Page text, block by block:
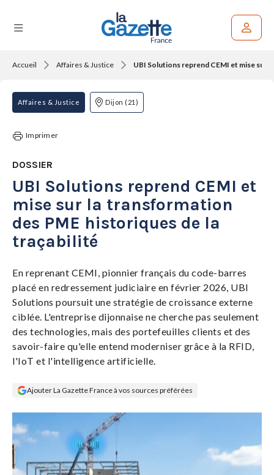
THÉMATIQUES
RÉGIONS
TENDANCES
SERVICES
LA
GAZETTE
S'abonner
Accueil Affaires & Justice UBI Solutions reprend CEMI et mise sur
Affaires & Justice Dijon (21)
Imprimer
DOSSIER
UBI Solutions reprend CEMI et
mise sur la transformation
des PME historiques de la
traçabilité
En reprenant CEMI, pionnier français du code-barres
placé en redressement judiciaire en février 2026, UBI
Solutions poursuit une stratégie de croissance externe
ciblée. L'entreprise dijonnaise ne cherche pas seulement
des technologies, mais des portefeuilles clients et des
savoir-faire qu'elle entend moderniser grâce à la RFID,
l'IoT et l'intelligence artificielle.
Ajouter La Gazette France à vos sources préférées